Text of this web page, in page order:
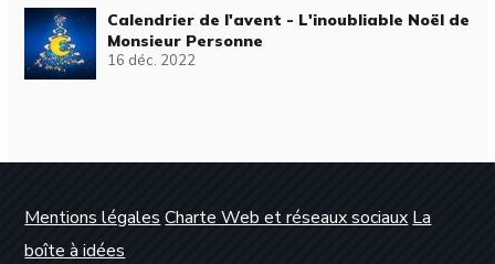
Calendrier de l'avent - L'inoubliable Noël de
Monsieur Personne
16 déc. 2022
Mentions légales Charte Web et réseaux sociaux La
boîte à idées